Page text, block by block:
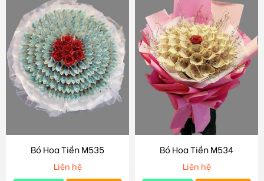
Bó Hoa Tiền M535
Liên hệ
Bó Hoa Tiền M534
Liên hệ